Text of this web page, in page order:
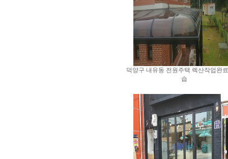
덕양구 내유동 전원주택 렉산작업완
습